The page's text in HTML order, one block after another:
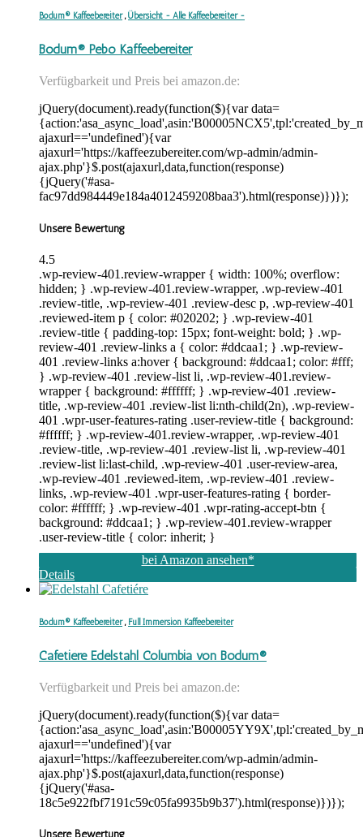
Bodum® Kaffeebereiter,Übersicht - Alle Kaffeebereiter -
Bodum® Pebo Kaffeebereiter
Verfügbarkeit und Preis bei amazon.de:
jQuery(document).ready(function($){var data=
ajaxurl=='undefined'){var
ajaxurl='https://kaffeezubereiter.com/wp-admin/admin-
ajax.php'}$.post(ajaxurl,data,function(response)
{jQuery('#asa-
fac97dd984449e184a4012459208baa3').html(response)})});
Unsere Bewertung
4.5
.wp-review-401.review-wrapper { width: 100%; overflow:
hidden; } .wp-review-401.review-wrapper, .wp-review-401
.review-title, .wp-review-401 .review-desc p, .wp-review-401
.reviewed-item p { color: #020202; } .wp-review-401
.review-title { padding-top: 15px; font-weight: bold; } .wp-
review-401 .review-links a { color: #ddcaa1; } .wp-review-
401 .review-links a:hover { background: #ddcaa1; color: #fff;
} .wp-review-401 .review-list li, .wp-review-401.review-
wrapper { background: #ffffff; } .wp-review-401 .review-
title, .wp-review-401 .review-list li:nth-child(2n), .wp-review-
401 .wpr-user-features-rating .user-review-title { background:
#ffffff; } .wp-review-401.review-wrapper, .wp-review-401
.review-title, .wp-review-401 .review-list li, .wp-review-401
.review-list li:last-child, .wp-review-401 .user-review-area,
.wp-review-401 .reviewed-item, .wp-review-401 .review-
links, .wp-review-401 .wpr-user-features-rating { border-
color: #ffffff; } .wp-review-401 .wpr-rating-accept-btn {
background: #ddcaa1; } .wp-review-401.review-wrapper
.user-review-title { color: inherit; }
bei Amazon ansehen*
Details
Bodum® Kaffeebereiter, Full Immersion Kaffeebereiter
Cafetiére Edelstahl Columbia von Bodum®
Verfügbarkeit und Preis bei amazon.de:
jQuery(document).ready(function($){var data=
ajaxurl=='undefined'){var
ajaxurl='https://kaffeezubereiter.com/wp-admin/admin-
ajax.php'}$.post(ajaxurl,data,function(response)
{jQuery('#asa-
18c5e922fbf7191c59c05fa9935b9b37').html(response)})});
Unsere Bewertung